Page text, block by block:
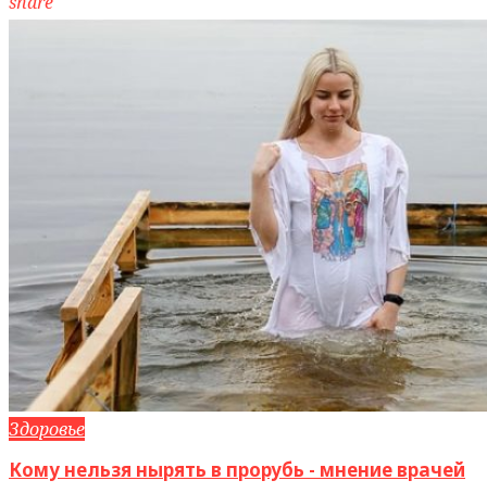
Здоровье
Кому нельзя нырять в прорубь - мнение врачей